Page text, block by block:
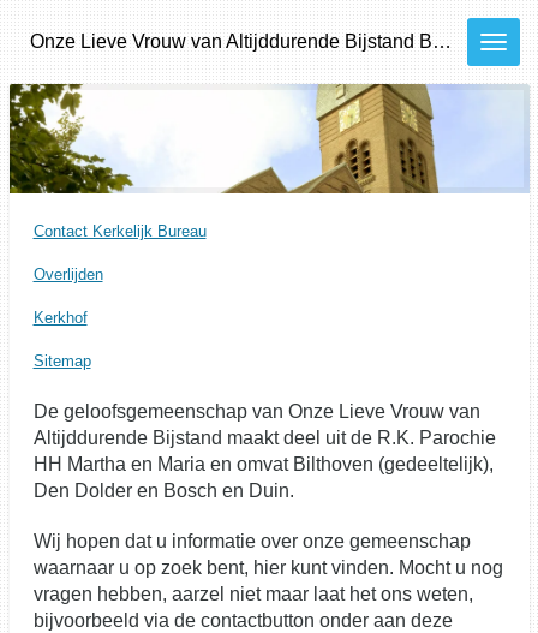
Ga
direct
naar
de
hoofdinhoud
OnzeLieveVrouw van Altijddurende BijstandBilthoven - Den Dolder - Bosch en Duin
Contact Kerkelijk Bureau
Overlijden
Kerkhof
Sitemap
De geloofsgemeenschap van Onze Lieve Vrouw van
Altijddurende Bijstand maakt deel uit de R.K. Parochie
HH Martha en Maria en omvat Bilthoven (gedeeltelijk),
Den Dolder en Bosch en Duin.
Wij hopen dat u informatie over onze gemeenschap
waarnaar u op zoek bent, hier kunt vinden. Mocht u nog
vragen hebben, aarzel niet maar laat het ons weten,
bijvoorbeeld via de contactbutton onder aan deze